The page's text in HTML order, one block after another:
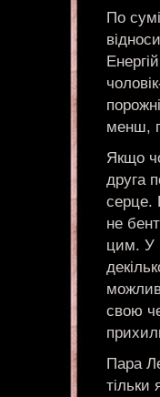
По
менш,
Якщо
друга
серце.
не
цим. У
свою
Пара
тільки